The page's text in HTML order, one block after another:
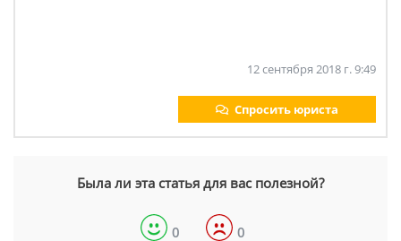
12 сентября 2018 г. 9:49
Спросить юриста
Была ли эта статья для вас полезной?
0 0